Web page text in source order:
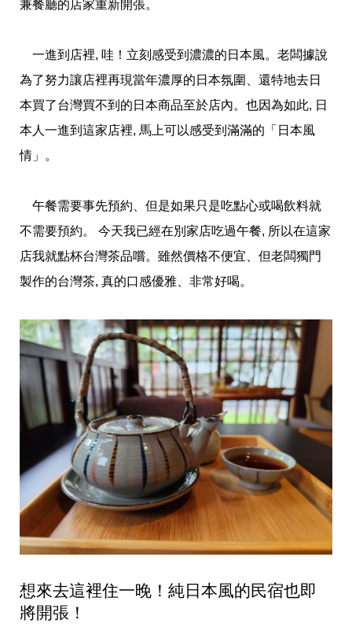
兼餐廳的店家重新開張。
一進到店裡, 哇！立刻感受到濃濃的日本風。老闆據說
為了努力讓店裡再現當年濃厚的日本氛圍、還特地去日
本買了台灣買不到的日本商品至於店內。也因為如此, 日
本人一進到這家店裡, 馬上可以感受到滿滿的「日本風
情」。
午餐需要事先預約、但是如果只是吃點心或喝飲料就
不需要預約。 今天我已經在別家店吃過午餐, 所以在這家
店我就點杯台灣茶品嚐。雖然價格不便宜、但老闆獨門
製作的台灣茶, 真的口感優雅、非常好喝。
想來去這裡住一晚！純日本風的民宿也即
將開張！